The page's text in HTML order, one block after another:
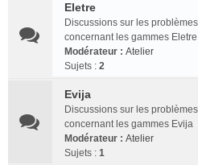
Eletre
Discussions sur les
concernant les gammes Eletre
Modérateur : Atelier
Sujets : 2
Evija
Discussions sur les
concernant les gammes Evija
Modérateur : Atelier
Sujets : 1